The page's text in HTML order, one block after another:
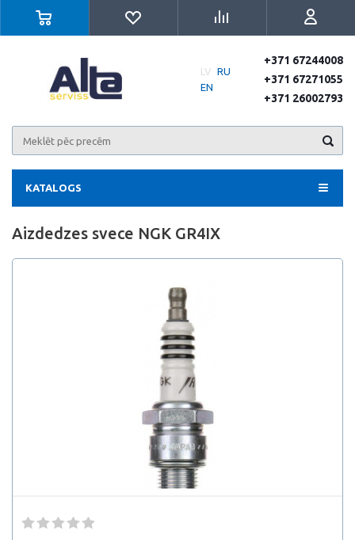
LV RU
EN
+371 67244008
+371 67271055
+371 26002793
KATALOGS
Aizdedzes svece NGK GR4IX